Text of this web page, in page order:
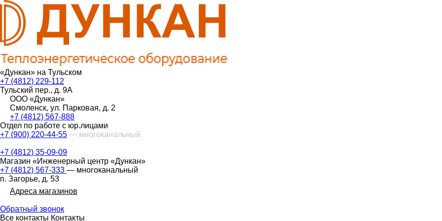
«Дункан» на Тульском
+7 (4812) 229-112
Тульский пер., д. 9А
ООО «Дункан»
Смоленск, ул. Парковая, д. 2
+7 (4812) 567-888
Отдел по работе с юр.лицами
+7 (900) 220-44-55 — многоканальный
+7 (4812) 35-09-09
Магазин «Инженерный центр «Дункан»
+7 (4812) 567-333 — многоканальный
п. Загорье, д. 53
Адреса магазинов
Обратный звонок
Все контакты Контакты